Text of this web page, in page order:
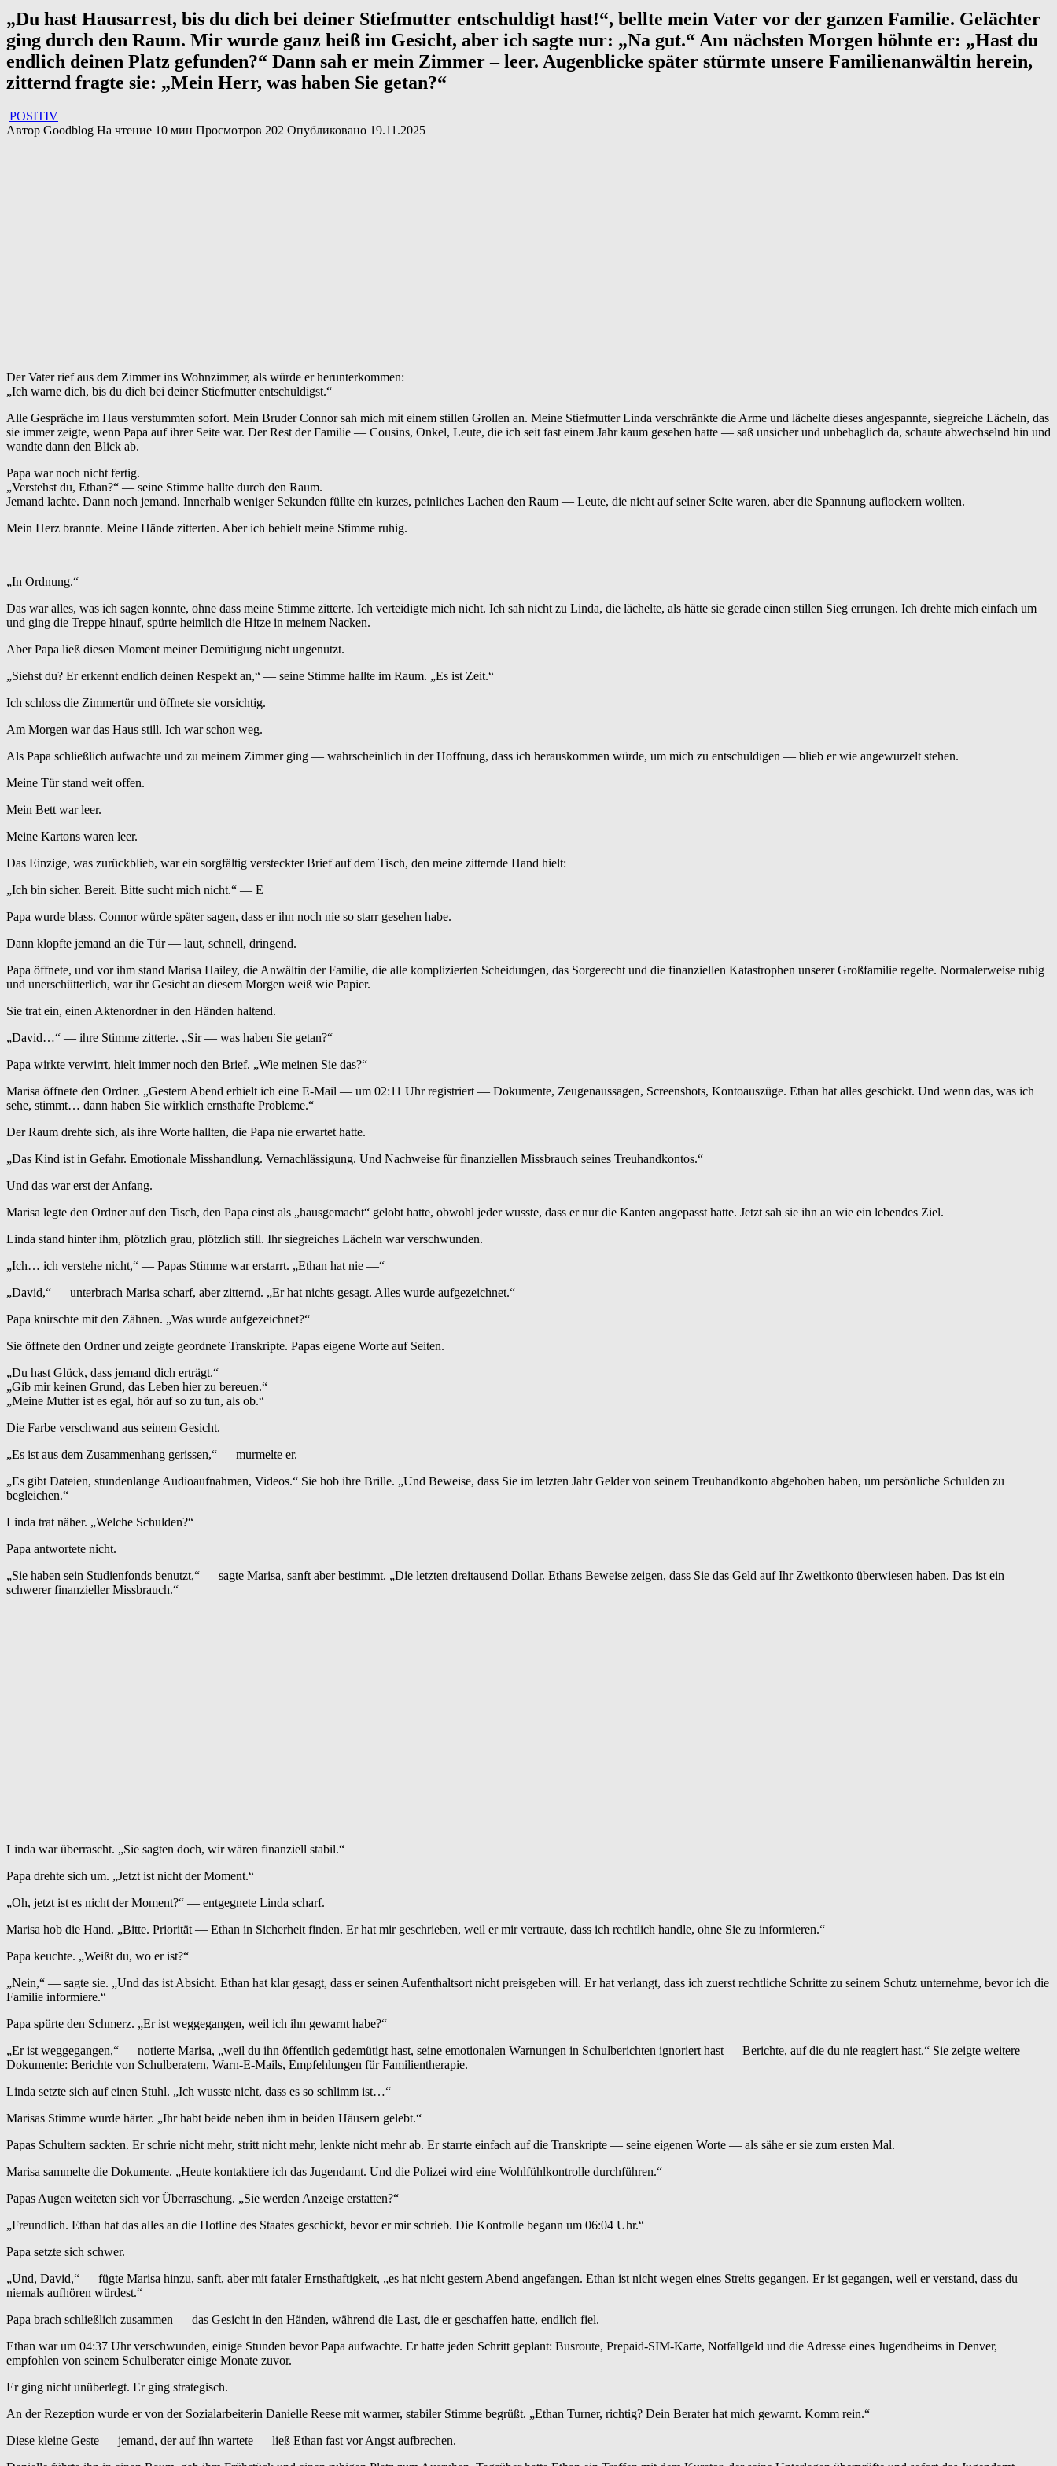
„Du hast Hausarrest, bis du dich bei deiner Stiefmutter entschuldigt hast!“, bellte mein Vater vor der ganzen Familie. Gelächter
ging durch den Raum. Mir wurde ganz heiß im Gesicht, aber ich sagte nur: „Na gut.“ Am nächsten Morgen höhnte er: „Hast du
endlich deinen Platz gefunden?“ Dann sah er mein Zimmer – leer. Augenblicke später stürmte unsere Familienanwältin herein,
zitternd fragte sie: „Mein Herr, was haben Sie getan?“
POSITIV
Автор Goodblog На чтение 10 мин Просмотров 202 Опубликовано 19.11.2025
Der Vater rief aus dem Zimmer ins Wohnzimmer, als würde er herunterkommen:
„Ich warne dich, bis du dich bei deiner Stiefmutter entschuldigst.“
Alle Gespräche im Haus verstummten sofort. Mein Bruder Connor sah mich mit einem stillen Grollen an. Meine Stiefmutter Linda verschränkte die Arme und lächelte dieses angespannte, siegreiche Lächeln, das
sie immer zeigte, wenn Papa auf ihrer Seite war. Der Rest der Familie — Cousins, Onkel, Leute, die ich seit fast einem Jahr kaum gesehen hatte — saß unsicher und unbehaglich da, schaute abwechselnd hin und
wandte dann den Blick ab.
Papa war noch nicht fertig.
„Verstehst du, Ethan?“ — seine Stimme hallte durch den Raum.
Jemand lachte. Dann noch jemand. Innerhalb weniger Sekunden füllte ein kurzes, peinliches Lachen den Raum — Leute, die nicht auf seiner Seite waren, aber die Spannung auflockern wollten.
Mein Herz brannte. Meine Hände zitterten. Aber ich behielt meine Stimme ruhig.
„In Ordnung.“
Das war alles, was ich sagen konnte, ohne dass meine Stimme zitterte. Ich verteidigte mich nicht. Ich sah nicht zu Linda, die lächelte, als hätte sie gerade einen stillen Sieg errungen. Ich drehte mich einfach um
und ging die Treppe hinauf, spürte heimlich die Hitze in meinem Nacken.
Aber Papa ließ diesen Moment meiner Demütigung nicht ungenutzt.
„Siehst du? Er erkennt endlich deinen Respekt an,“ — seine Stimme hallte im Raum. „Es ist Zeit.“
Ich schloss die Zimmertür und öffnete sie vorsichtig.
Am Morgen war das Haus still. Ich war schon weg.
Als Papa schließlich aufwachte und zu meinem Zimmer ging — wahrscheinlich in der Hoffnung, dass ich herauskommen würde, um mich zu entschuldigen — blieb er wie angewurzelt stehen.
Meine Tür stand weit offen.
Mein Bett war leer.
Meine Kartons waren leer.
Das Einzige, was zurückblieb, war ein sorgfältig versteckter Brief auf dem Tisch, den meine zitternde Hand hielt:
„Ich bin sicher. Bereit. Bitte sucht mich nicht.“ — E
Papa wurde blass. Connor würde später sagen, dass er ihn noch nie so starr gesehen habe.
Dann klopfte jemand an die Tür — laut, schnell, dringend.
Papa öffnete, und vor ihm stand Marisa Hailey, die Anwältin der Familie, die alle komplizierten Scheidungen, das Sorgerecht und die finanziellen Katastrophen unserer Großfamilie regelte. Normalerweise ruhig
und unerschütterlich, war ihr Gesicht an diesem Morgen weiß wie Papier.
Sie trat ein, einen Aktenordner in den Händen haltend.
„David…“ — ihre Stimme zitterte. „Sir — was haben Sie getan?“
Papa wirkte verwirrt, hielt immer noch den Brief. „Wie meinen Sie das?“
Marisa öffnete den Ordner. „Gestern Abend erhielt ich eine E-Mail — um 02:11 Uhr registriert — Dokumente, Zeugenaussagen, Screenshots, Kontoauszüge. Ethan hat alles geschickt. Und wenn das, was ich
sehe, stimmt… dann haben Sie wirklich ernsthafte Probleme.“
Der Raum drehte sich, als ihre Worte hallten, die Papa nie erwartet hatte.
„Das Kind ist in Gefahr. Emotionale Misshandlung. Vernachlässigung. Und Nachweise für finanziellen Missbrauch seines Treuhandkontos.“
Und das war erst der Anfang.
Marisa legte den Ordner auf den Tisch, den Papa einst als „hausgemacht“ gelobt hatte, obwohl jeder wusste, dass er nur die Kanten angepasst hatte. Jetzt sah sie ihn an wie ein lebendes Ziel.
Linda stand hinter ihm, plötzlich grau, plötzlich still. Ihr siegreiches Lächeln war verschwunden.
„Ich… ich verstehe nicht,“ — Papas Stimme war erstarrt. „Ethan hat nie —“
„David,“ — unterbrach Marisa scharf, aber zitternd. „Er hat nichts gesagt. Alles wurde aufgezeichnet.“
Papa knirschte mit den Zähnen. „Was wurde aufgezeichnet?“
Sie öffnete den Ordner und zeigte geordnete Transkripte. Papas eigene Worte auf Seiten.
„Du hast Glück, dass jemand dich erträgt.“
„Gib mir keinen Grund, das Leben hier zu bereuen.“
„Meine Mutter ist es egal, hör auf so zu tun, als ob.“
Die Farbe verschwand aus seinem Gesicht.
„Es ist aus dem Zusammenhang gerissen,“ — murmelte er.
„Es gibt Dateien, stundenlange Audioaufnahmen, Videos.“ Sie hob ihre Brille. „Und Beweise, dass Sie im letzten Jahr Gelder von seinem Treuhandkonto abgehoben haben, um persönliche Schulden zu
begleichen.“
Linda trat näher. „Welche Schulden?“
Papa antwortete nicht.
„Sie haben sein Studienfonds benutzt,“ — sagte Marisa, sanft aber bestimmt. „Die letzten dreitausend Dollar. Ethans Beweise zeigen, dass Sie das Geld auf Ihr Zweitkonto überwiesen haben. Das ist ein
schwerer finanzieller Missbrauch.“
Linda war überrascht. „Sie sagten doch, wir wären finanziell stabil.“
Papa drehte sich um. „Jetzt ist nicht der Moment.“
„Oh, jetzt ist es nicht der Moment?“ — entgegnete Linda scharf.
Marisa hob die Hand. „Bitte. Priorität — Ethan in Sicherheit finden. Er hat mir geschrieben, weil er mir vertraute, dass ich rechtlich handle, ohne Sie zu informieren.“
Papa keuchte. „Weißt du, wo er ist?“
„Nein,“ — sagte sie. „Und das ist Absicht. Ethan hat klar gesagt, dass er seinen Aufenthaltsort nicht preisgeben will. Er hat verlangt, dass ich zuerst rechtliche Schritte zu seinem Schutz unternehme, bevor ich die
Familie informiere.“
Papa spürte den Schmerz. „Er ist weggegangen, weil ich ihn gewarnt habe?“
„Er ist weggegangen,“ — notierte Marisa, „weil du ihn öffentlich gedemütigt hast, seine emotionalen Warnungen in Schulberichten ignoriert hast — Berichte, auf die du nie reagiert hast.“ Sie zeigte weitere
Dokumente: Berichte von Schulberatern, Warn-E-Mails, Empfehlungen für Familientherapie.
Linda setzte sich auf einen Stuhl. „Ich wusste nicht, dass es so schlimm ist…“
Marisas Stimme wurde härter. „Ihr habt beide neben ihm in beiden Häusern gelebt.“
Papas Schultern sackten. Er schrie nicht mehr, stritt nicht mehr, lenkte nicht mehr ab. Er starrte einfach auf die Transkripte — seine eigenen Worte — als sähe er sie zum ersten Mal.
Marisa sammelte die Dokumente. „Heute kontaktiere ich das Jugendamt. Und die Polizei wird eine Wohlfühlkontrolle durchführen.“
Papas Augen weiteten sich vor Überraschung. „Sie werden Anzeige erstatten?“
„Freundlich. Ethan hat das alles an die Hotline des Staates geschickt, bevor er mir schrieb. Die Kontrolle begann um 06:04 Uhr.“
Papa setzte sich schwer.
„Und, David,“ — fügte Marisa hinzu, sanft, aber mit fataler Ernsthaftigkeit, „es hat nicht gestern Abend angefangen. Ethan ist nicht wegen eines Streits gegangen. Er ist gegangen, weil er verstand, dass du
niemals aufhören würdest.“
Papa brach schließlich zusammen — das Gesicht in den Händen, während die Last, die er geschaffen hatte, endlich fiel.
Ethan war um 04:37 Uhr verschwunden, einige Stunden bevor Papa aufwachte. Er hatte jeden Schritt geplant: Busroute, Prepaid-SIM-Karte, Notfallgeld und die Adresse eines Jugendheims in Denver,
empfohlen von seinem Schulberater einige Monate zuvor.
Er ging nicht unüberlegt. Er ging strategisch.
An der Rezeption wurde er von der Sozialarbeiterin Danielle Reese mit warmer, stabiler Stimme begrüßt. „Ethan Turner, richtig? Dein Berater hat mich gewarnt. Komm rein.“
Diese kleine Geste — jemand, der auf ihn wartete — ließ Ethan fast vor Angst aufbrechen.